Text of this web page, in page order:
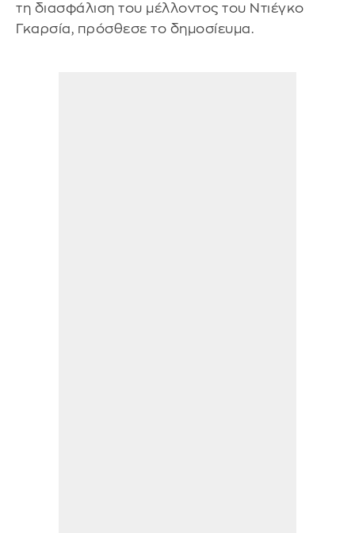
τη διασφάλιση του μέλλοντος του Ντιέγκο
Γκαρσία, πρόσθεσε το δημοσίευμα.